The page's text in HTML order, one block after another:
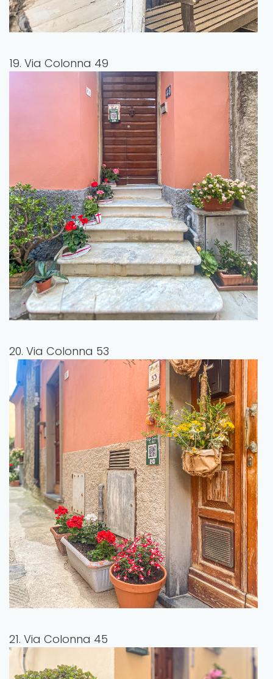
19. Via Colonna 49
20. Via Colonna 53
21. Via Colonna 45